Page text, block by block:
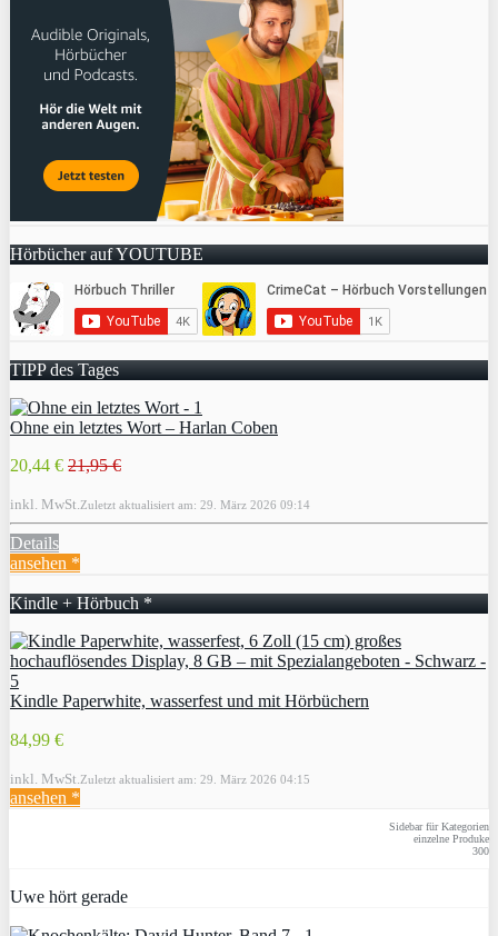
Hörbücher auf YOUTUBE
TIPP des Tages
Ohne ein letztes Wort – Harlan Coben
20,44 € 21,95 €
inkl. MwSt. Zuletzt aktualisiert am: 29. März 2026 09:14
Details
ansehen *
Kindle + Hörbuch *
Kindle Paperwhite, wasserfest und mit Hörbüchern
84,99 €
inkl. MwSt. Zuletzt aktualisiert am: 29. März 2026 04:15
ansehen *
Sidebar für Kategorien
einzelne Produke
300
Uwe hört gerade